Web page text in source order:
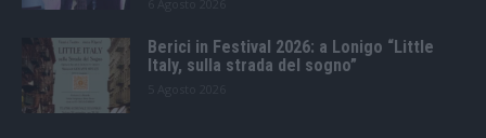
Berici in Festival 2026: a Lonigo “Little
Italy, sulla strada del sogno”